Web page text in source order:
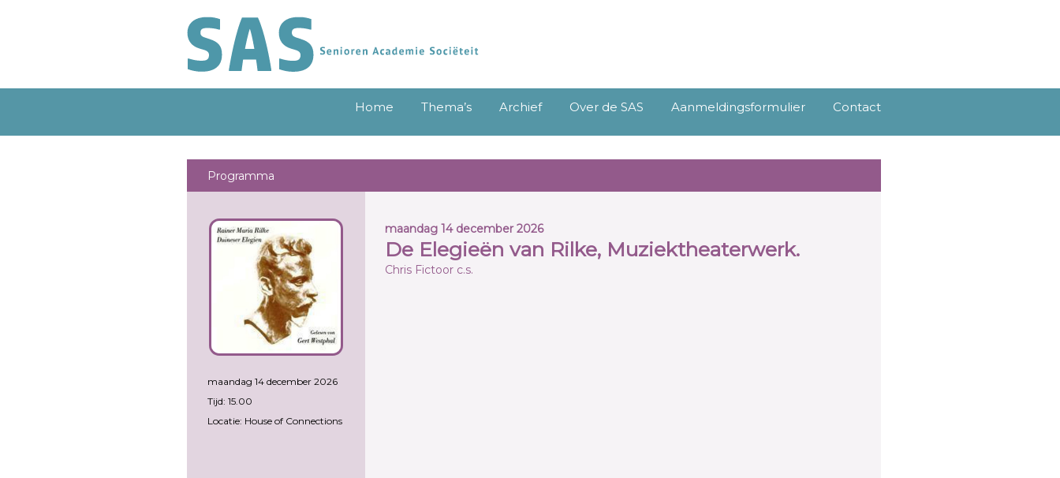
Home Thema’s Archief Over de SAS Aanmeldingsformulier Contact
Programma
maandag 14 december 2026
Tijd: 15.00
Locatie: House of Connections
maandag 14 december 2026
De Elegieën van Rilke, Muziektheaterwerk.
Chris Fictoor c.s.